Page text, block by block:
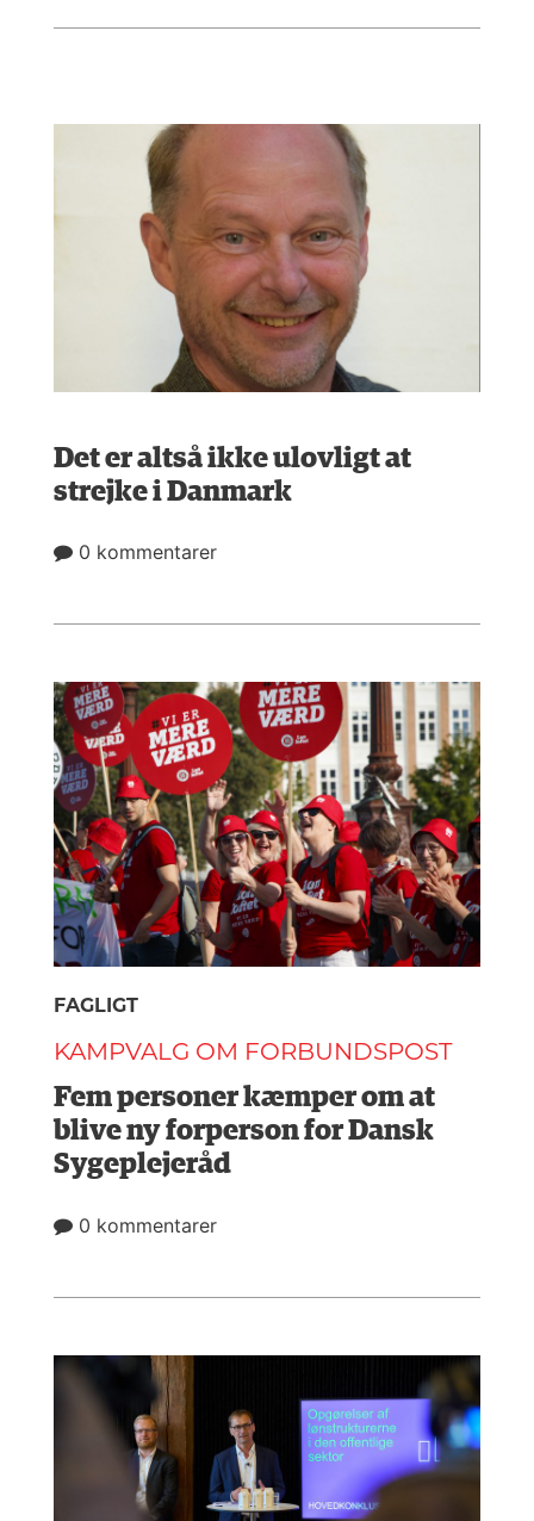
Det er altså ikke ulovligt at
strejke i Danmark
0 kommentarer
FAGLIGT
KAMPVALG OM FORBUNDSPOST
Fem personer kæmper om at
blive ny forperson for Dansk
Sygeplejeråd
0 kommentarer